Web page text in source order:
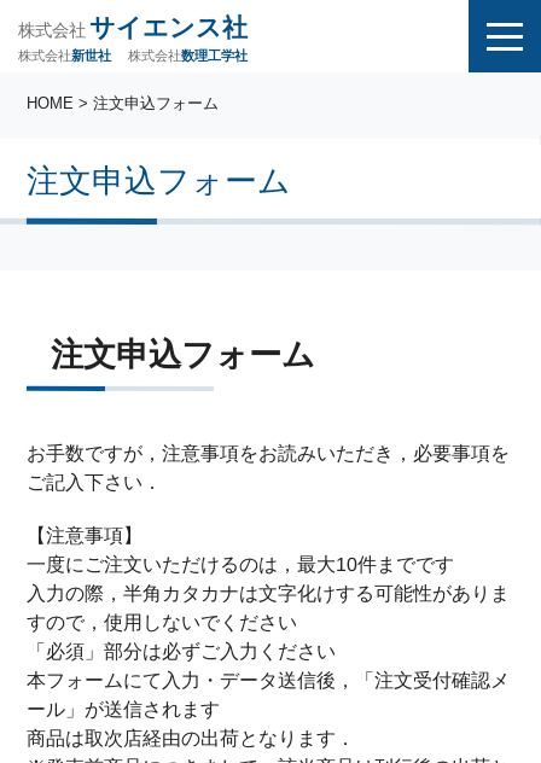
株式会社 サイエンス社
株式会社新世社 株式会社数理工学社
注文申込フォーム
HOME > 注文申込フォーム
注文申込フォーム
お手数ですが，注意事項をお読みいただき，必要事項を
ご記入下さい．
【注意事項】
一度にご注文いただけるのは，最大10件までです
入力の際，半角カタカナは文字化けする可能性がありま
すので，使用しないでください
「必須」部分は必ずご入力ください
本フォームにて入力・データ送信後，「注文受付確認メ
ール」が送信されます
商品は取次店経由の出荷となります．